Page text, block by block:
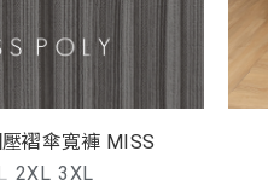
褶傘寬褲 MISS
2XL 3XL